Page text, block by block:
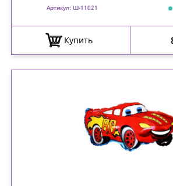
Артикул: Ш-11021
Купить